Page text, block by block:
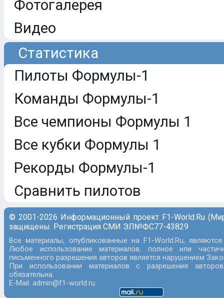
Фотогалерея
Видео
Статистика
Пилоты Формулы-1
Команды Формулы-1
Все чемпионы Формулы 1
Все кубки Формулы 1
Рекорды Формулы-1
Сравнить пилотов
© 2001-2026 Информационный проект F1-World.Ru
защищены. Регистрация СМИ ЭЛ№ФС77-43829
Все материалы, опубликованные на F1-World.Ru,
Любое использование материалов, полное или
письменного разрешения авторов является нарушением
При использовании материалов с разрешения
обязательна.
E-Mail: admin@f1-world.ru